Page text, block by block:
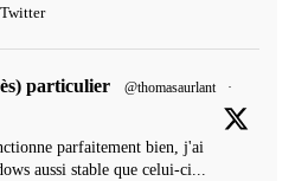
Twitter
particulier @thomasaurlant
·
parfaitement bien, j'ai
aussi stable que celui-ci...